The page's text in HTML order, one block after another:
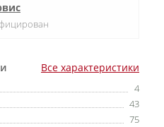
Все характеристики
4
43
75